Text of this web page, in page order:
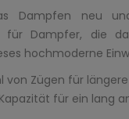
neu
für Dampfer, die
hochmoderne
von Zügen für
für ein lang